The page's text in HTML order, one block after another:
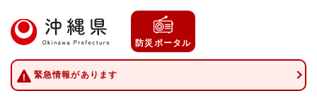
防災ポータル
緊急情報があります